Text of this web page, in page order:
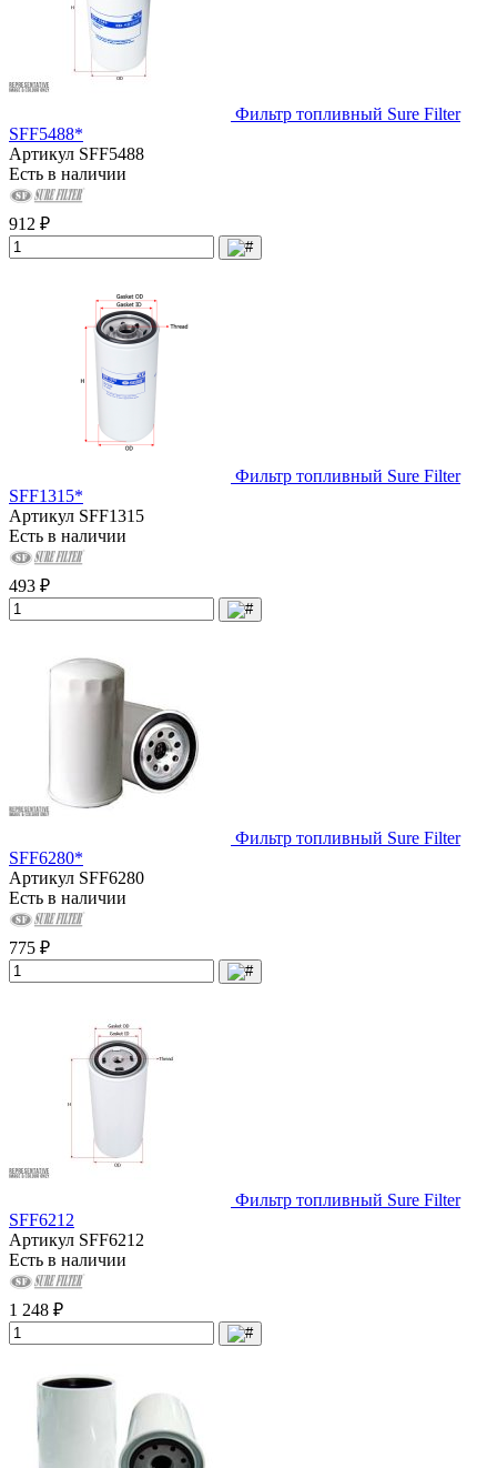
Фильтр топливный Sure Filter
SFF5488*
Артикул SFF5488
Есть в наличии
912 ₽
Фильтр топливный Sure Filter
SFF1315*
Артикул SFF1315
Есть в наличии
493 ₽
Фильтр топливный Sure Filter
SFF6280*
Артикул SFF6280
Есть в наличии
775 ₽
Фильтр топливный Sure Filter
SFF6212
Артикул SFF6212
Есть в наличии
1 248 ₽